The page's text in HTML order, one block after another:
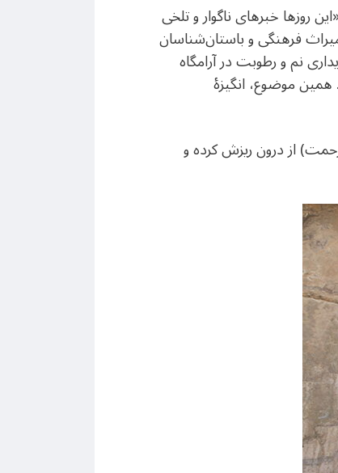
روزها خبرهای ناگوار و تلخی
فرهنگی و باستان‌شناسان
نم و رطوبت در آرامگاه
موضوع، انگیزۀ
از درون ریزش کرده و